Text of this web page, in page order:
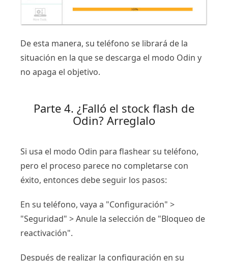
De esta manera, su teléfono se librará de la
situación en la que se descarga el modo Odin y
no apaga el objetivo.
Parte 4. ¿Falló el stock flash de
Odin? Arreglalo
Si usa el modo Odin para flashear su teléfono,
pero el proceso parece no completarse con
éxito, entonces debe seguir los pasos:
En su teléfono, vaya a "Configuración" >
"Seguridad" > Anule la selección de "Bloqueo de
reactivación".
Después de realizar la configuración en su